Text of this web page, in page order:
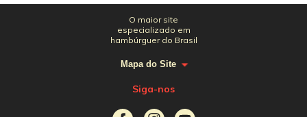
O maior site
especializado em
hambúrguer do Brasil
Mapa do Site
Siga-nos